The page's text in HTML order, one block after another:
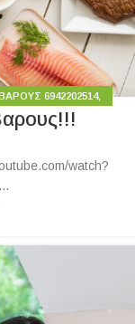
6942202514,
ΤΡΟΠΟΣ ΖΩΗΣ
watch?